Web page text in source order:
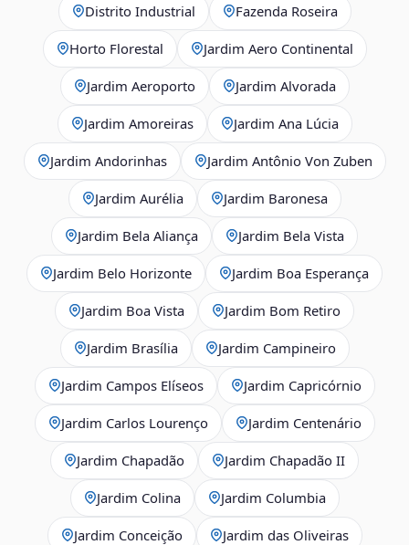
Distrito Industrial Fazenda Roseira
Horto Florestal Jardim Aero Continental
Jardim Aeroporto Jardim Alvorada
Jardim Amoreiras Jardim Ana Lúcia
Jardim Andorinhas Jardim Antônio Von Zuben
Jardim Aurélia Jardim Baronesa
Jardim Bela Aliança Jardim Bela Vista
Jardim Belo Horizonte Jardim Boa Esperança
Jardim Boa Vista Jardim Bom Retiro
Jardim Brasília Jardim Campineiro
Jardim Campos Elíseos Jardim Capricórnio
Jardim Carlos Lourenço Jardim Centenário
Jardim Chapadão Jardim Chapadão II
Jardim Colina Jardim Columbia
Jardim Conceição Jardim das Oliveiras